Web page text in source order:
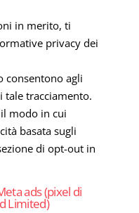
in merito, ti
privacy dei
consentono agli
tracciamento.
modo in cui
basata sugli
di opt-out in
ads (pixel di
Limited)